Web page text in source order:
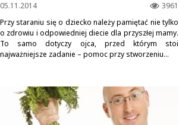
3961
05.11.2014
Przy staraniu się o dziecko należy pamiętać nie tylko
o zdrowiu i odpowiedniej diecie dla przyszłej mamy.
To samo dotyczy ojca, przed którym stoi
najważniejsze zadanie – pomoc przy stworzeniu...